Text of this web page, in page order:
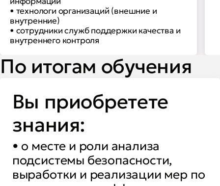
• технологи организаций (внешние и
внутренние)
• сотрудники служб поддержки качества и
внутреннего контроля
По итогам обучения
Вы приобретете
знания:
• о месте и роли анализа
подсистемы безопасности,
выработки и реализации мер по